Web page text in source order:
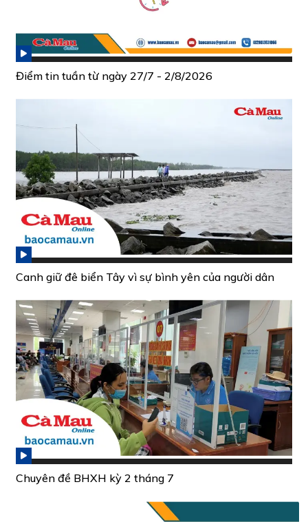
Điểm tin tuần từ ngày 27/7 - 2/8/2026
Canh giữ đê biển Tây vì sự bình yên của người dân
Chuyên đề BHXH kỳ 2 tháng 7